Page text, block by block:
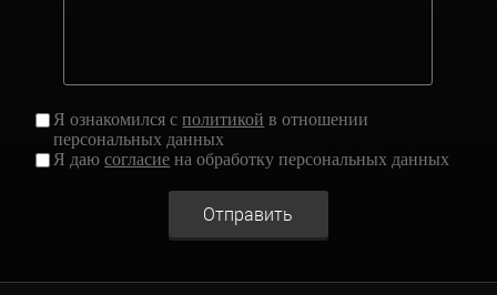
Я ознакомился сполитикой в отношении
персональных данных
Я даюсогласие на обработку персональных данных
Отправить